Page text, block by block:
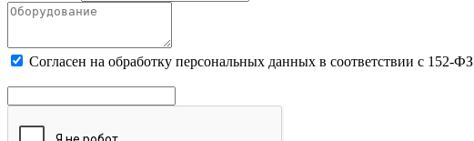
Cогласен на обработку персональных данных в соответствии с 152-ФЗ